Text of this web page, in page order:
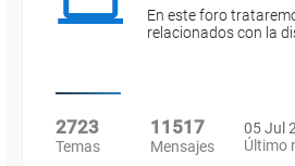
En este foro
relacionados con la
2723
Temas
11517
Mensajes
05 Jul
Último